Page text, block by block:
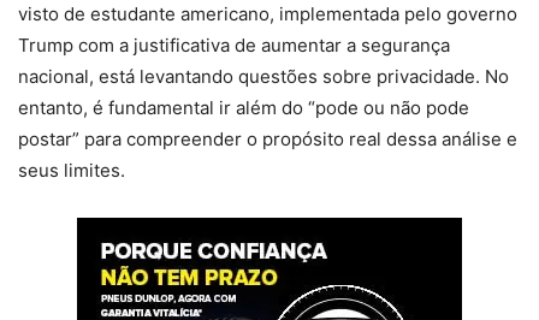
visto de estudante americano, implementada pelo governo
Trump com a justificativa de aumentar a segurança
nacional, está levantando questões sobre privacidade. No
entanto, é fundamental ir além do “pode ou não pode
postar” para compreender o propósito real dessa análise e
seus limites.